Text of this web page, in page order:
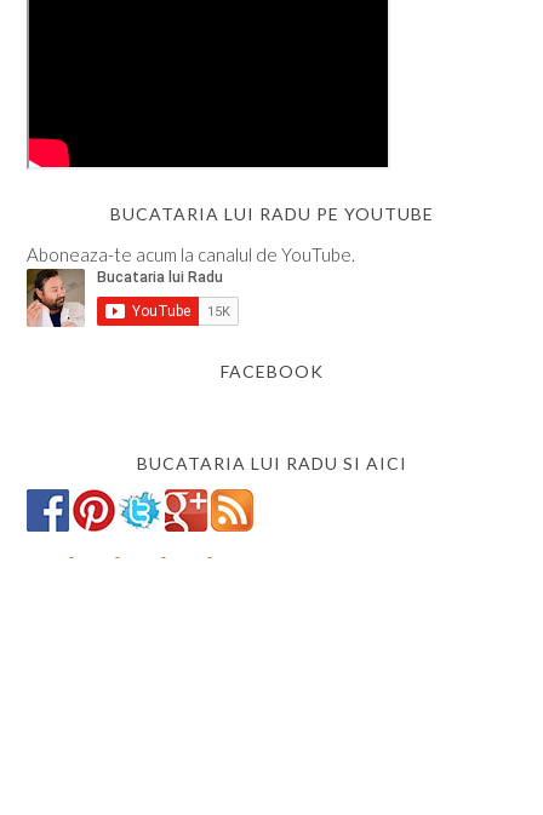
BUCATARIA LUI RADU PE YOUTUBE
Aboneaza-te acum la canalul de YouTube.
FACEBOOK
BUCATARIA LUI RADU SI AICI